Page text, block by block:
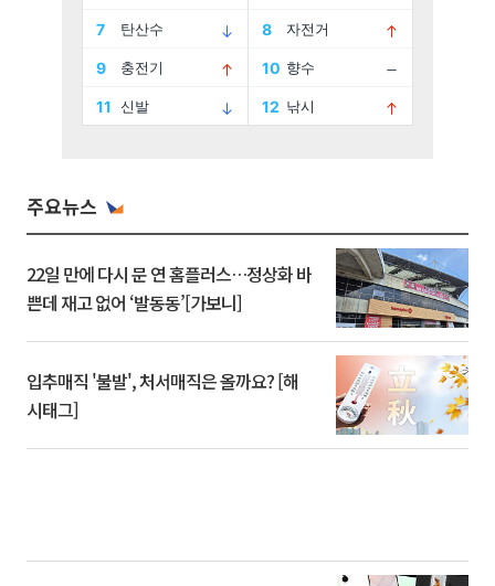
주요뉴스
22일 만에 다시 문 연 홈플러스…정상화 바
쁜데 재고 없어 ‘발동동’[가보니]
입추매직 '불발', 처서매직은 올까요? [해
시태그]